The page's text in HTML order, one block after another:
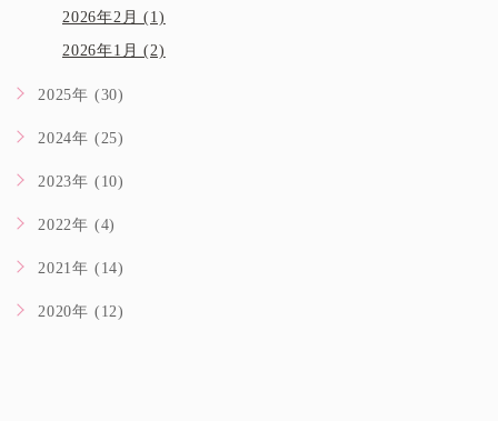
2026年2月 (1)
2026年1月 (2)
2025年 (30)
2024年 (25)
2023年 (10)
2022年 (4)
2021年 (14)
2020年 (12)